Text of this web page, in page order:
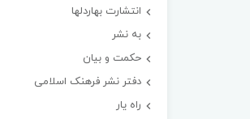
انتشارت بهاردلها
به نشر
حکمت و بیان
دفتر نشر فرهنک اسلامی
راه یار